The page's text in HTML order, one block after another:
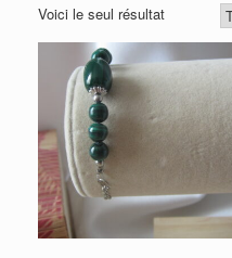
Voici le seul résultat